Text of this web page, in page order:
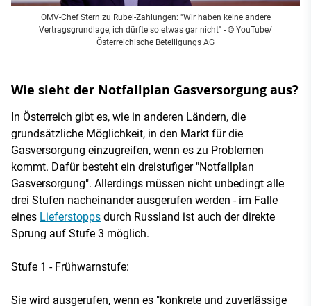
OMV-Chef Stern zu Rubel-Zahlungen: "Wir haben keine andere
Vertragsgrundlage, ich dürfte so etwas gar nicht" - © YouTube/
Österreichische Beteiligungs AG
Wie sieht der Notfallplan Gasversorgung aus?
In Österreich gibt es, wie in anderen Ländern, die
grundsätzliche Möglichkeit, in den Markt für die
Gasversorgung einzugreifen, wenn es zu Problemen
kommt. Dafür besteht ein dreistufiger "Notfallplan
Gasversorgung". Allerdings müssen nicht unbedingt alle
drei Stufen nacheinander ausgerufen werden - im Falle
eines Lieferstopps durch Russland ist auch der direkte
Sprung auf Stufe 3 möglich.
Stufe 1 - Frühwarnstufe:
Sie wird ausgerufen, wenn es "konkrete und zuverlässige